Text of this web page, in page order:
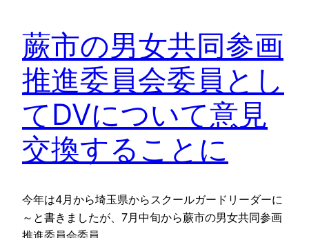
蕨市の男女共同参画
推進委員会委員とし
てDVについて意見
交換することに
今年は4月から埼玉県からスクールガードリーダーに
～と書きましたが、7月中旬から蕨市の男女共同参画
推進委員会委員…